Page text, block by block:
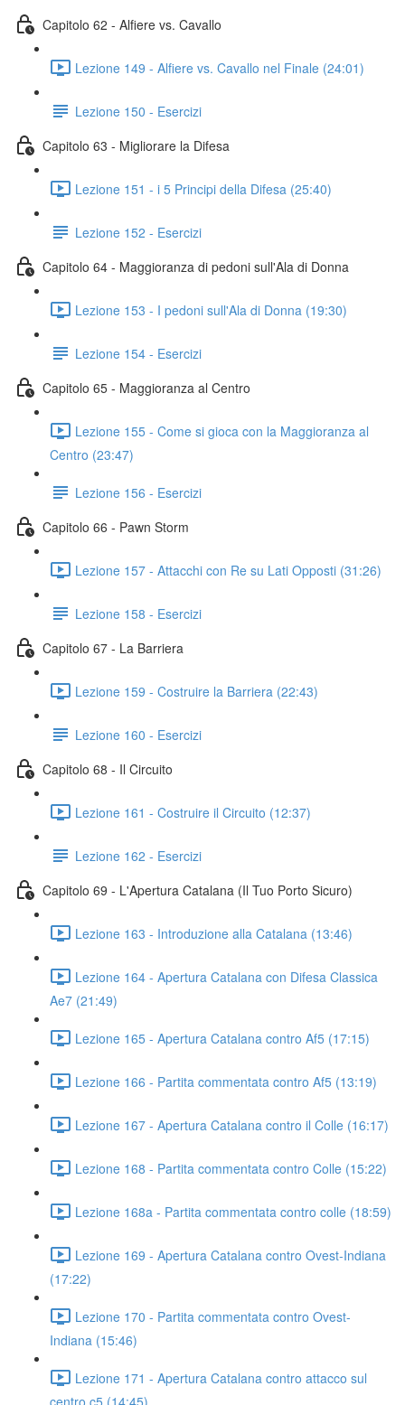
Capitolo 62 - Alfiere vs. Cavallo
Lezione 149 - Alfiere vs. Cavallo nel Finale (24:01)
Lezione 150 - Esercizi
Capitolo 63 - Migliorare la Difesa
Lezione 151 - i 5 Principi della Difesa (25:40)
Lezione 152 - Esercizi
Capitolo 64 - Maggioranza di pedoni sull'Ala di Donna
Lezione 153 - I pedoni sull'Ala di Donna (19:30)
Lezione 154 - Esercizi
Capitolo 65 - Maggioranza al Centro
Lezione 155 - Come si gioca con la Maggioranza al
Centro (23:47)
Lezione 156 - Esercizi
Capitolo 66 - Pawn Storm
Lezione 157 - Attacchi con Re su Lati Opposti (31:26)
Lezione 158 - Esercizi
Capitolo 67 - La Barriera
Lezione 159 - Costruire la Barriera (22:43)
Lezione 160 - Esercizi
Capitolo 68 - Il Circuito
Lezione 161 - Costruire il Circuito (12:37)
Lezione 162 - Esercizi
Capitolo 69 - L'Apertura Catalana (Il Tuo Porto Sicuro)
Lezione 163 - Introduzione alla Catalana (13:46)
Lezione 164 - Apertura Catalana con Difesa Classica
Ae7 (21:49)
Lezione 165 - Apertura Catalana contro Af5 (17:15)
Lezione 166 - Partita commentata contro Af5 (13:19)
Lezione 167 - Apertura Catalana contro il Colle (16:17)
Lezione 168 - Partita commentata contro Colle (15:22)
Lezione 168a - Partita commentata contro colle (18:59)
Lezione 169 - Apertura Catalana contro Ovest-Indiana
(17:22)
Lezione 170 - Partita commentata contro Ovest-
Indiana (15:46)
Lezione 171 - Apertura Catalana contro attacco sul
centro c5 (14:45)